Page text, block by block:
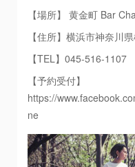
【場所】 黄金町 Bar
【住所】横浜市神奈川
【TEL】045-516-
【予約受付】
https://
ne